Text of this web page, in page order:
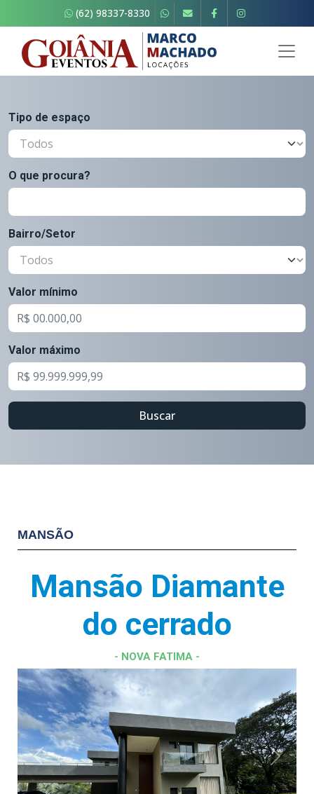
(62) 98337-8330
Tipo de espaço
O que procura?
Bairro/Setor
Valor mínimo
Valor máximo
Buscar
MANSÃO
Mansão Diamante
do cerrado
- NOVA FATIMA -
Previous Next